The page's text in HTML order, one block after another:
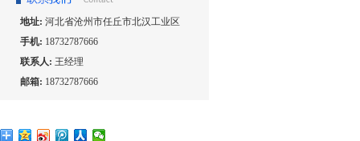
地址: 河北省沧州市任丘市北汉工业区
手机: 18732787666
联系人: 王经理
邮箱: 18732787666